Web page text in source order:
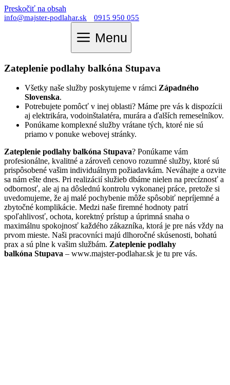
Preskočiť na obsah
info@majster-podlahar.sk 0915 950 055
Menu
Zateplenie podlahy balkóna Stupava
Všetky naše služby poskytujeme v rámci Západného
Slovenska.
Potrebujete pomôcť v inej oblasti? Máme pre vás k dispozícii
aj elektrikára, vodoinštalatéra, murára a ďalších remeselníkov.
Ponúkame komplexné služby vrátane tých, ktoré nie sú
priamo v ponuke webovej stránky.
Zateplenie podlahy balkóna Stupava? Ponúkame vám
profesionálne, kvalitné a zároveň cenovo rozumné služby, ktoré sú
prispôsobené vašim individuálnym požiadavkám. Neváhajte a ozvite
sa nám ešte dnes. Pri realizácií služieb dbáme nielen na precíznosť a
odbornosť, ale aj na dôslednú kontrolu vykonanej práce, pretože si
uvedomujeme, že aj malé pochybenie môže spôsobiť nepríjemné a
zbytočné komplikácie. Medzi naše firemné hodnoty patrí
spoľahlivosť, ochota, korektný prístup a úprimná snaha o
maximálnu spokojnosť každého zákazníka, ktorá je pre nás vždy na
prvom mieste. Naši pracovníci majú dlhoročné skúsenosti, bohatú
prax a sú plne k vašim službám. Zateplenie podlahy
balkóna Stupava – www.majster-podlahar.sk je tu pre vás.